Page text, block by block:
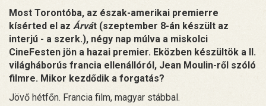
Most Torontóba, az észak-amerikai premierre
kísérted el az Árvát (szeptember 8-án készült az
interjú - a szerk.), négy nap múlva a miskolci
CineFesten jön a hazai premier. Eközben készültök a II.
világháborús francia ellenállóról, Jean Moulin-ről szóló
filmre. Mikor kezdődik a forgatás?
Jövő hétfőn. Francia film, magyar stábbal.